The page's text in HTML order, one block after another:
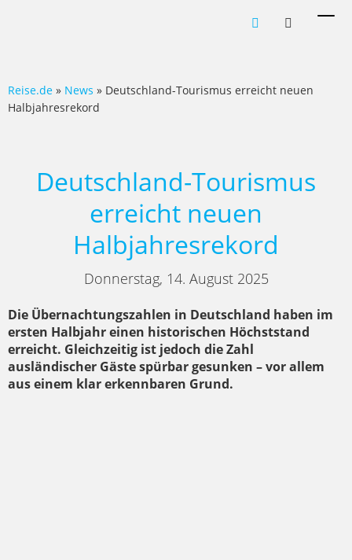
Reise.de » News » Deutschland-Tourismus erreicht neuen
Halbjahresrekord
Deutschland-Tourismus
erreicht neuen
Halbjahresrekord
Donnerstag, 14. August 2025
Die Übernachtungszahlen in Deutschland haben im
ersten Halbjahr einen historischen Höchststand
erreicht. Gleichzeitig ist jedoch die Zahl
ausländischer Gäste spürbar gesunken – vor allem
aus einem klar erkennbaren Grund.